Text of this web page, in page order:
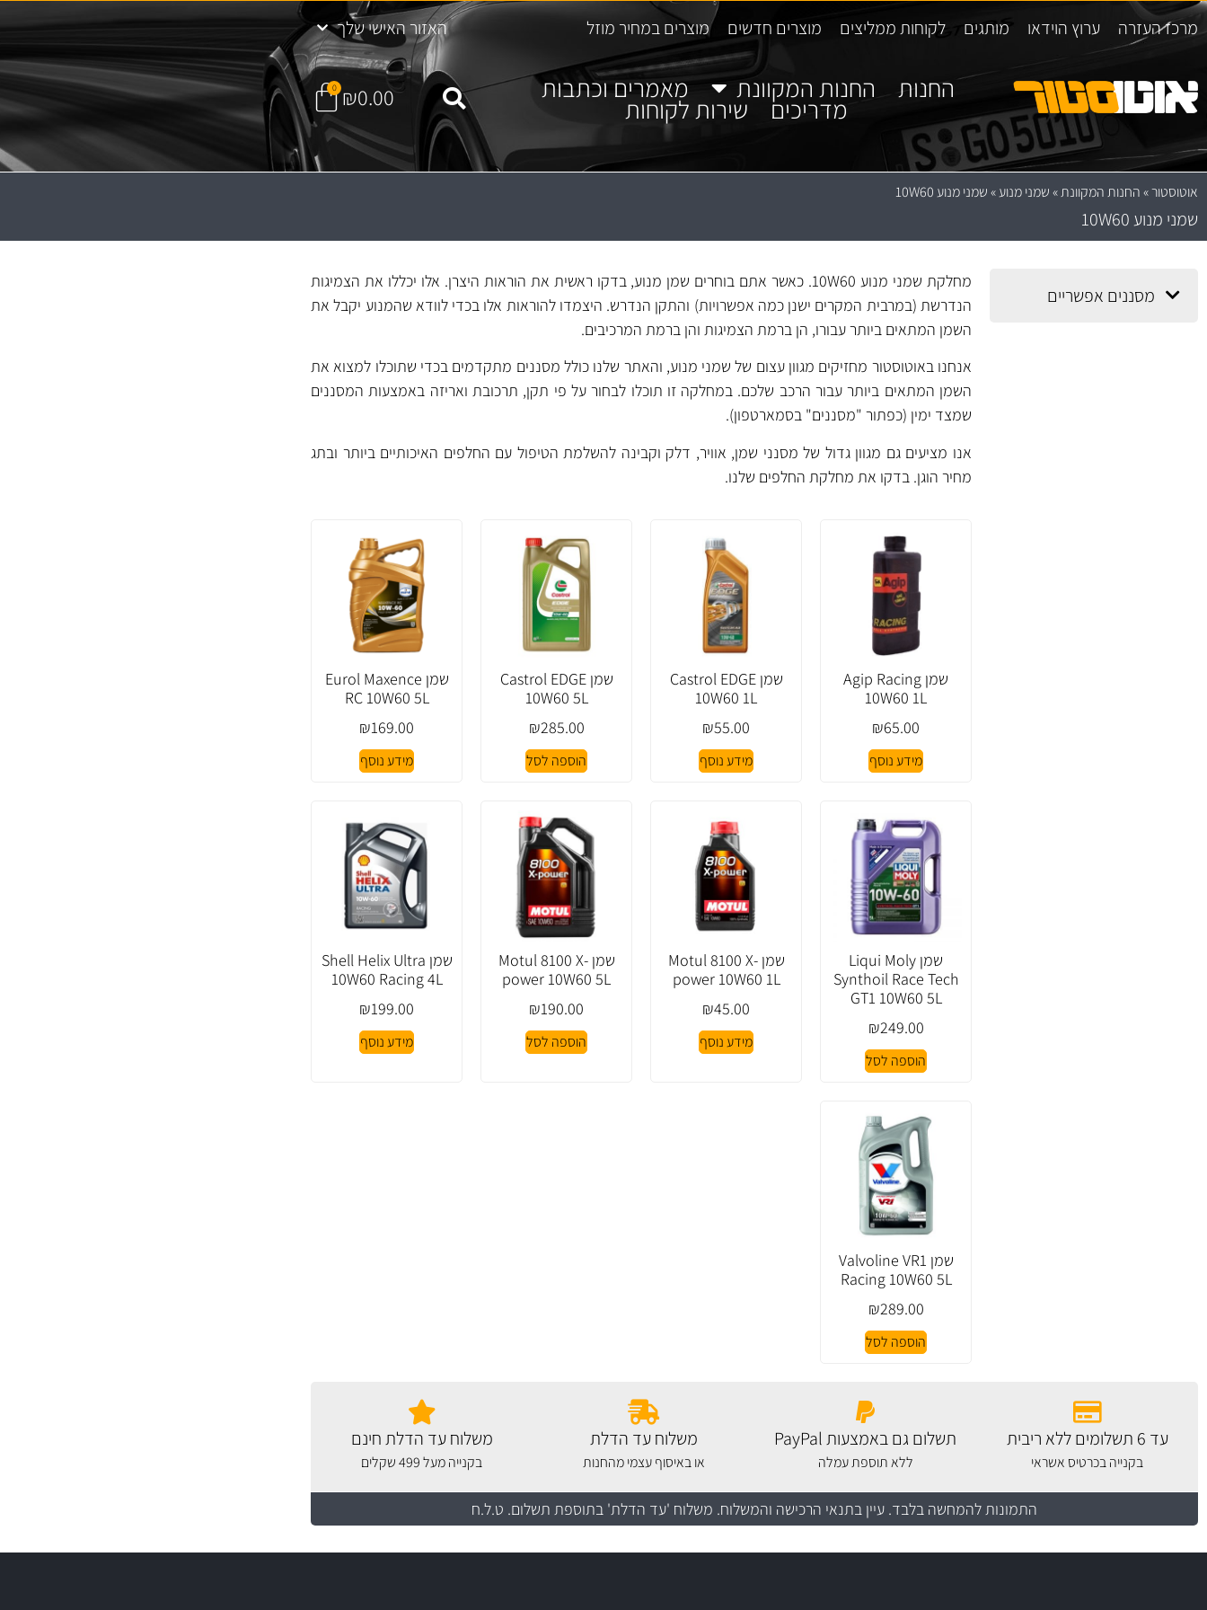
מרכז העזרה ערוץ הוידאו מותגים לקוחות ממליצים מוצרים חדשים מוצרים במחיר מוזל האזור האישי שלך
החנות החנות המקוונת מאמרים וכתבות
מדריכים שירות לקוחות ₪0.00
0
אוטוסטור»החנות המקוונת»שמני מנוע»שמני מנוע 10W60
שמני מנוע 10W60
מסננים אפשריים
מחלקת שמני מנוע 10W60. כאשר אתם בוחרים שמן מנוע, בדקו ראשית את הוראות היצרן. אלו יכללו את הצמיגות
הנדרשת (במרבית המקרים ישנן כמה אפשרויות) והתקן הנדרש. היצמדו להוראות אלו בכדי לוודא שהמנוע יקבל את
השמן המתאים ביותר עבורו, הן ברמת הצמיגות והן ברמת המרכיבים.
אנחנו באוטוסטור מחזיקים מגוון עצום של שמני מנוע, והאתר שלנו כולל מסננים מתקדמים בכדי שתוכלו למצוא את
השמן המתאים ביותר עבור הרכב שלכם. במחלקה זו תוכלו לבחור על פי תקן, תרכובת ואריזה באמצעות המסננים
שמצד ימין (כפתור "מסננים" בסמארטפון).
אנו מציעים גם מגוון גדול של מסנני שמן, אוויר, דלק וקבינה להשלמת הטיפול עם החלפים האיכותיים ביותר ובתג
מחיר הוגן. בדקו את מחלקת החלפים שלנו.
שמן Agip Racing
10W60 1L
₪65.00
מידע נוסף
שמן Castrol EDGE
10W60 1L
₪55.00
מידע נוסף
שמן Castrol EDGE
10W60 5L
₪285.00
הוספה לסל
שמן Eurol Maxence
RC 10W60 5L
₪169.00
מידע נוסף
שמן Liqui Moly
Synthoil Race Tech
GT1 10W60 5L
₪249.00
הוספה לסל
שמן Motul 8100 X-
power 10W60 1L
₪45.00
מידע נוסף
שמן Motul 8100 X-
power 10W60 5L
₪190.00
הוספה לסל
שמן Shell Helix Ultra
10W60 Racing 4L
₪199.00
מידע נוסף
שמן Valvoline VR1
Racing 10W60 5L
₪289.00
הוספה לסל
עד 6 תשלומים ללא ריבית
בקנייה בכרטיס אשראי
תשלום גם באמצעות PayPal
ללא תוספת עמלה
משלוח עד הדלת
או באיסוף עצמי מהחנות
משלוח עד הדלת חינם
בקנייה מעל 499 שקלים
התמונות להמחשה בלבד. עיין בתנאי הרכישה והמשלוח. משלוח 'עד הדלת' בתוספת תשלום. ט.ל.ח